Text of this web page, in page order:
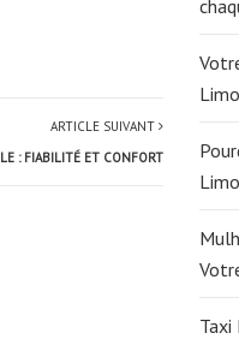
ARTICLE SUIVANT
: FIABILITÉ ET CONFORT
Taxi